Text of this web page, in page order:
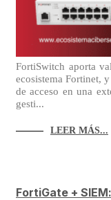
FortiSwitch aporta
ecosistema Fortinet,
de acceso en una
gesti...
LEER MÁS...
FortiGate +